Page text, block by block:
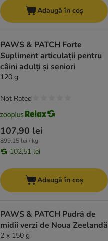
Adaugă în coș
PAWS & PATCH Forte
Supliment articulații pentru
câini adulți și seniori
120 g
107,90 lei
899,15 lei / kg
102,51 lei
Not Rated
Adaugă în coș
PAWS & PATCH Pudră de
midii verzi de Noua Zeelandă
2 x 150 g